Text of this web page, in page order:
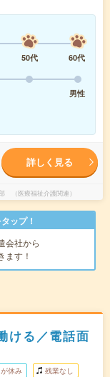
50代
60代
男性
詳しく見る
（医療福祉介護関連）
ップ！
会社から
ます！
ける／電話面
休み 残業なし